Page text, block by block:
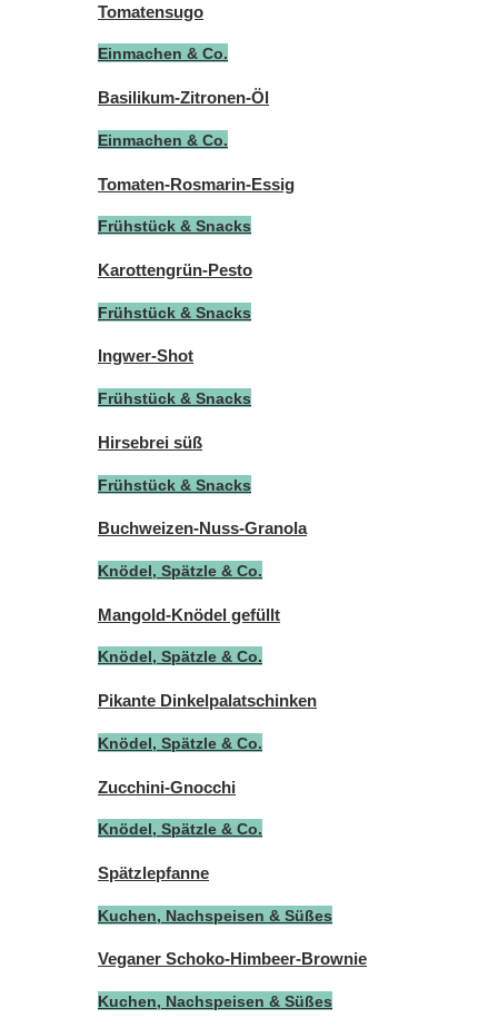
Tomatensugo
Einmachen & Co.
Basilikum-Zitronen-Öl
Einmachen & Co.
Tomaten-Rosmarin-Essig
Frühstück & Snacks
Karottengrün-Pesto
Frühstück & Snacks
Ingwer-Shot
Frühstück & Snacks
Hirsebrei süß
Frühstück & Snacks
Buchweizen-Nuss-Granola
Knödel, Spätzle & Co.
Mangold-Knödel gefüllt
Knödel, Spätzle & Co.
Pikante Dinkelpalatschinken
Knödel, Spätzle & Co.
Zucchini-Gnocchi
Knödel, Spätzle & Co.
Spätzlepfanne
Kuchen, Nachspeisen & Süßes
Veganer Schoko-Himbeer-Brownie
Kuchen, Nachspeisen & Süßes